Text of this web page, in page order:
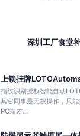
深圳工厂食堂
上锁挂牌
指纹识别授权智能自动
其它同事是无权操作，只能
PC端才...